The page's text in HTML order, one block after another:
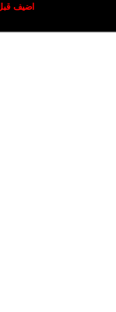
اضيف قبل 17